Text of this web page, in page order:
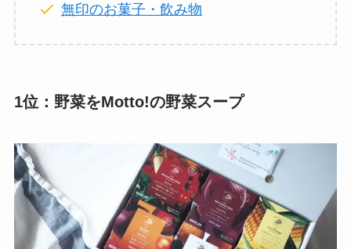
無印のお菓子・飲み物
1位：野菜をMotto!の野菜スープ